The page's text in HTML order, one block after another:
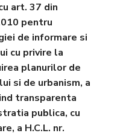
art. 37 din
pentru
de informare si
cu privire la
planurilor de
si de urbanism, a
transparenta
publica, cu
a H.C.L. nr.